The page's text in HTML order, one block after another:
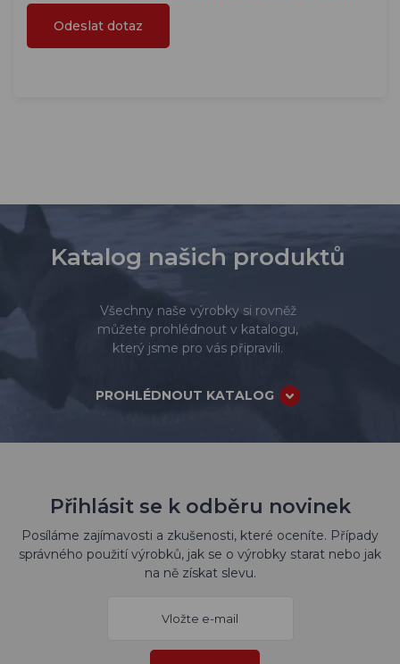
Katalog našich produktů
Všechny naše výrobky si rovněž
můžete prohlédnout v katalogu,
který jsme pro vás připravili.
PROHLÉDNOUT KATALOG
Přihlásit se k odběru novinek
Posíláme zajímavosti a zkušenosti, které oceníte. Případy
správného použití výrobků, jak se o výrobky starat nebo jak
na ně získat slevu.